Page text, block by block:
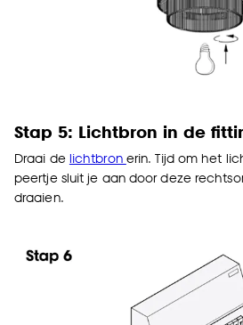
Stap 5: Lichtbron in de
Draai de lichtbron erin. Tijd om het
peertje sluit je aan door deze
draaien.